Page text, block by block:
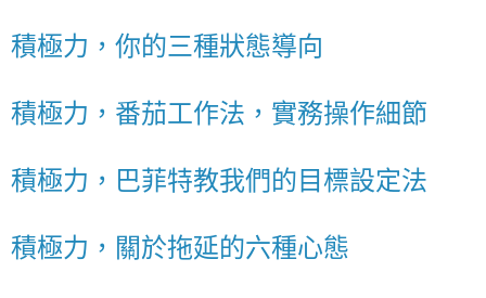
積極力，你的三種狀態導向
積極力，番茄工作法，實務操作細節
積極力，巴菲特教我們的目標設定法
積極力，關於拖延的六種心態